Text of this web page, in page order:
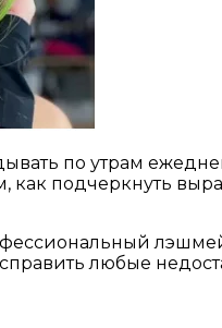
по утрам
подчеркнуть
любые